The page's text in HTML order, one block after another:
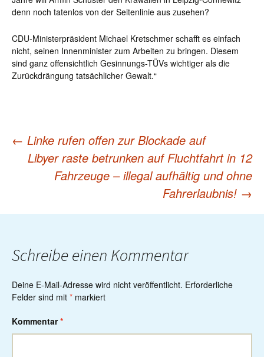
denn noch tatenlos von der Seitenlinie aus zusehen?
CDU-Ministerpräsident Michael Kretschmer schafft es einfach
nicht, seinen Innenminister zum Arbeiten zu bringen. Diesem
sind ganz offensichtlich Gesinnungs-TÜVs wichtiger als die
Zurückdrängung tatsächlicher Gewalt.“
Post
navigation
← Linke rufen offen zur Blockade auf
Libyer raste betrunken auf Fluchtfahrt in 12
Fahrzeuge – illegal aufhältig und ohne
Fahrerlaubnis! →
Schreibe einen Kommentar
Deine E-Mail-Adresse wird nicht veröffentlicht. Erforderliche
Felder sind mit * markiert
Kommentar*